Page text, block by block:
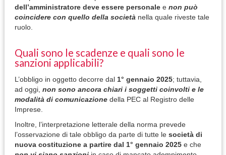
dell’amministratore deve essere personalee non può
coincidere con quello della societànella quale riveste tale
ruolo.
Quali sono le scadenze e quali sono le
sanzioni applicabili?
L’obbligo in oggetto decorre dal 1° gennaio 2025; tuttavia,
ad oggi, non sono ancora chiari i soggetti coinvolti e le
modalità di comunicazionedella PEC al Registro delle
Imprese.
Inoltre, l’interpretazione letterale della norma prevede
l’osservazione di tale obbligo da parte di tutte le società di
nuova costituzione a partire dal 1° gennaio 2025e che